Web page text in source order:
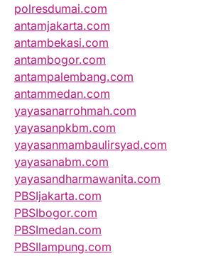
polresdumai.com
antamjakarta.com
antambekasi.com
antambogor.com
antampalembang.com
antammedan.com
yayasanarrohmah.com
yayasanpkbm.com
yayasanmambaulirsyad.com
yayasanabm.com
yayasandharmawanita.com
PBSIjakarta.com
PBSIbogor.com
PBSImedan.com
PBSIlampung.com